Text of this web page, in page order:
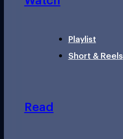
Playlist
Short & Reels
Read